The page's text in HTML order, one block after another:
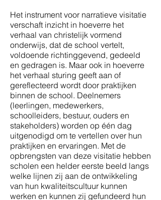
Het instrument voor narratieve visitatie
verschaft inzicht in hoeverre het
verhaal van christelijk vormend
onderwijs, dat de school vertelt,
voldoende richtinggevend, gedeeld
en gedragen is. Maar ook in hoeverre
het verhaal sturing geeft aan of
gereflecteerd wordt door praktijken
binnen de school. Deelnemers
(leerlingen, medewerkers,
schoolleiders, bestuur, ouders en
stakeholders) worden op één dag
uitgenodigd om te vertellen over hun
praktijken en ervaringen. Met de
opbrengsten van deze visitatie hebben
scholen een helder eerste beeld langs
welke lijnen zij aan de ontwikkeling
van hun kwaliteitscultuur kunnen
werken en kunnen zij gefundeerd hun